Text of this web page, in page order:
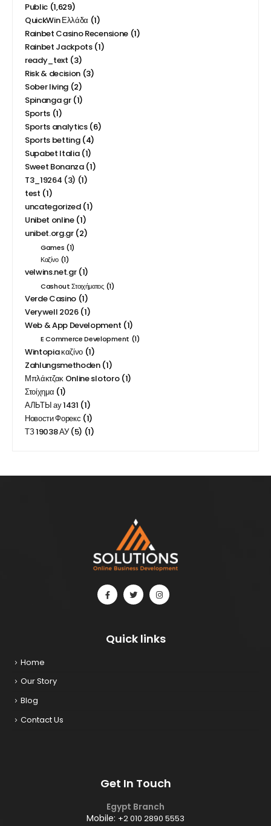
Public (1,629)
QuickWin Ελλάδα (1)
Rainbet Casino Recensione(1)
Rainbet Jackpots(1)
ready_text (3)
Risk & decision (3)
Sober living (2)
Spinanga gr(1)
Sports (1)
Sports analytics(6)
Sports betting(4)
Supabet Italia(1)
Sweet Bonanza(1)
T3_19264 (3) (1)
test (1)
uncategorized(1)
Unibet online(1)
unibet.org.gr(2)
Games (1)
Καζίνο (1)
velwins.net.gr(1)
Cashout Στοιχήματος(1)
Verde Casino (1)
Verywell 2026(1)
Web & App Development (1)
E Commerce Development (1)
Wintopia καζίνο (1)
Zahlungsmethoden(1)
Μπλάκτζακ Online slotoro(1)
Στοίχημα (1)
АЛЬТЫ ау 1431 (1)
Новости Форекс (1)
ТЗ 19038 АУ (5) (1)
Quick links
Home
Our Story
Blog
Contact Us
Get In Touch
Egypt Branch
Mobile: +2 010 2890 5553